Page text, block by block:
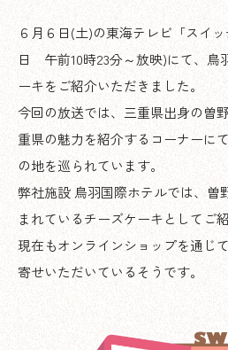
６月６日(土)の東海テレビ「スイ
日 午前10時23分～放映)にて、鳥
ーキをご紹介いただきました。
今回の放送では、三重県出身の曽
重県の魅力を紹介するコーナーに
の地を巡られています。
弊社施設 鳥羽国際ホテルでは、曽
まれているチーズケーキとしてご
現在もオンラインショップを通じ
寄せいただいているそうです。